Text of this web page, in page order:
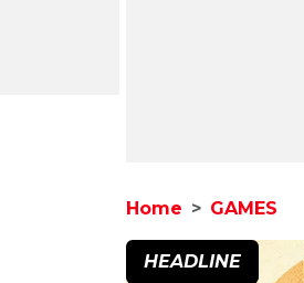
Home GAMES
HEADLINE